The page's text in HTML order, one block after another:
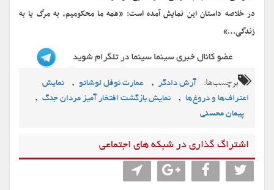
در خلاصه داستان این نمایش آمده است: «همه ما محکومیم، به مرگ یا به
زندگی…»
برچسب‌ها: آرش دادگر , عمارت نوفل لوشاتو ,
نمایش
اعتراف‌ها و دروغ‌ها , نمایش بازگشت افتخار آمیز مردان جنگ ,
پیمان محسنی
اشتراگ گذاری در شبکه های اجتماعی